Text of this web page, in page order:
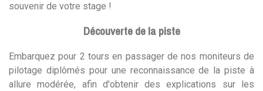
souvenir de votre stage !
Découverte de la piste
Embarquez pour 2 tours en passager de nos moniteurs de
pilotage diplômés pour une reconnaissance de la piste à
allure modérée, afin d'obtenir des explications sur les